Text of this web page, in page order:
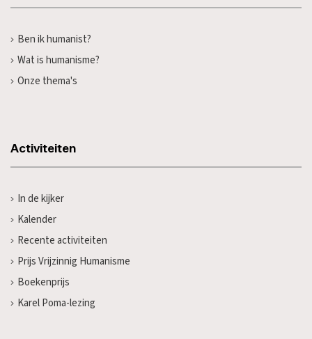
Ben ik humanist?
Wat is humanisme?
Onze thema's
Activiteiten
In de kijker
Kalender
Recente activiteiten
Prijs Vrijzinnig Humanisme
Boekenprijs
Karel Poma-lezing